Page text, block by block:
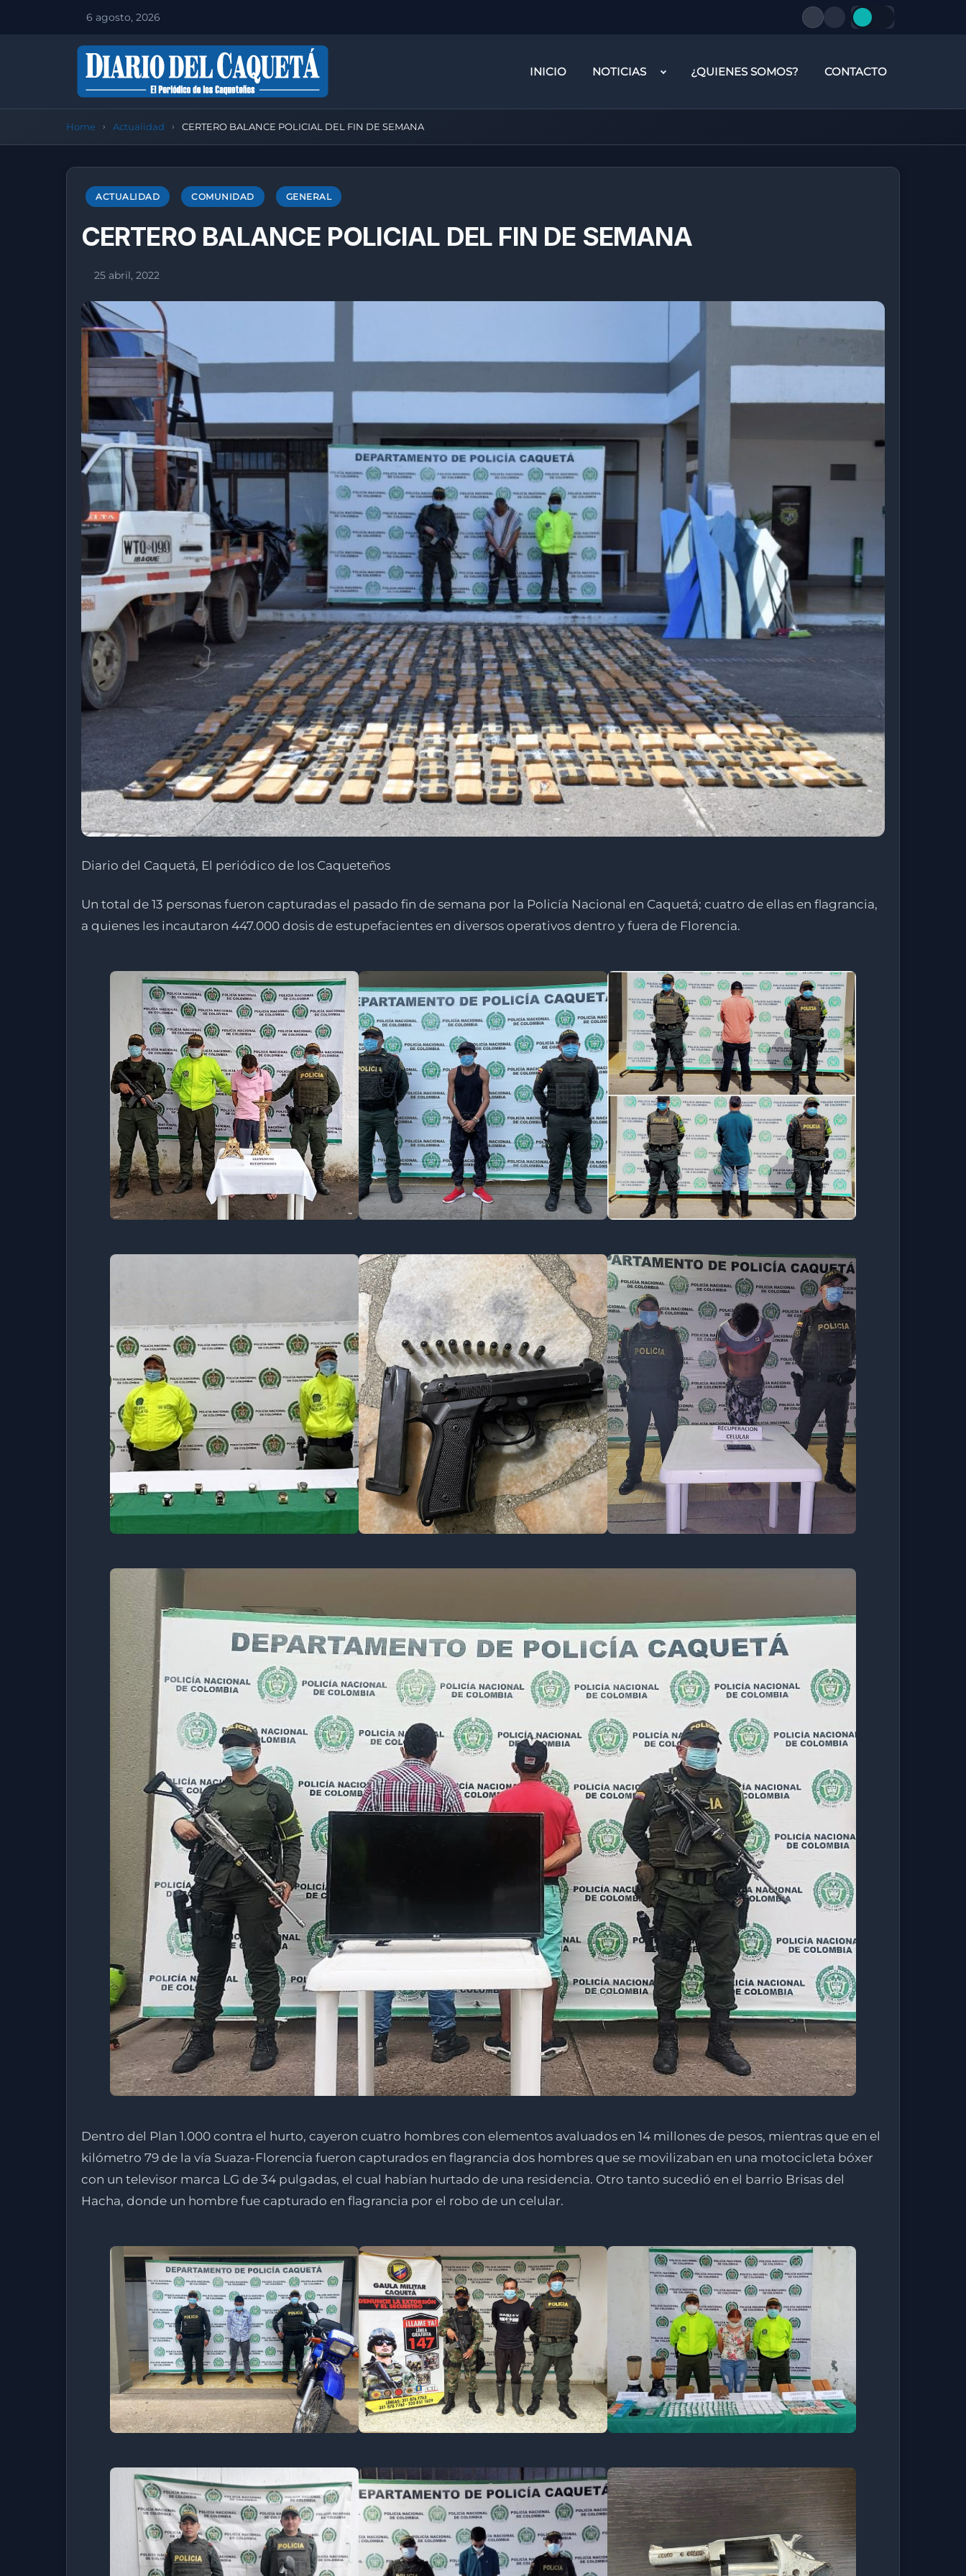
6 agosto, 2026
INICIO NOTICIAS ¿QUIENES SOMOS? CONTACTO
Home Actualidad CERTERO BALANCE POLICIAL DEL FIN DE SEMANA
ACTUALIDAD COMUNIDAD GENERAL
CERTERO BALANCE POLICIAL DEL FIN DE SEMANA
25 abril, 2022
Diario del Caquetá, El periódico de los Caqueteños
Un total de 13 personas fueron capturadas el pasado fin de semana por la Policía Nacional en Caquetá; cuatro de ellas en flagrancia,
a quienes les incautaron 447.000 dosis de estupefacientes en diversos operativos dentro y fuera de Florencia.
Dentro del Plan 1.000 contra el hurto, cayeron cuatro hombres con elementos avaluados en 14 millones de pesos, mientras que en el
kilómetro 79 de la vía Suaza-Florencia fueron capturados en flagrancia dos hombres que se movilizaban en una motocicleta bóxer
con un televisor marca LG de 34 pulgadas, el cual habían hurtado de una residencia. Otro tanto sucedió en el barrio Brisas del
Hacha, donde un hombre fue capturado en flagrancia por el robo de un celular.